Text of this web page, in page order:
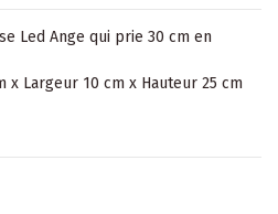
Led Ange qui prie 30 cm en
x Largeur 10 cm x Hauteur 25 cm